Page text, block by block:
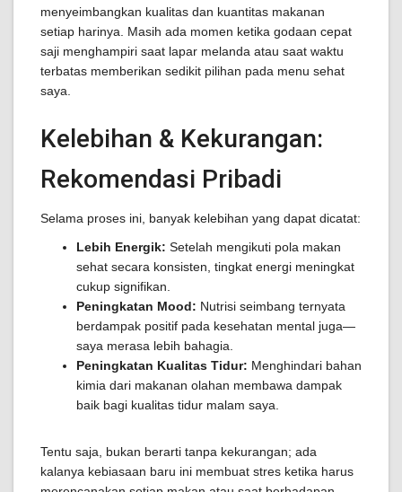
menyeimbangkan kualitas dan kuantitas makanan
setiap harinya. Masih ada momen ketika godaan cepat
saji menghampiri saat lapar melanda atau saat waktu
terbatas memberikan sedikit pilihan pada menu sehat
saya.
Kelebihan & Kekurangan:
Rekomendasi Pribadi
Selama proses ini, banyak kelebihan yang dapat dicatat:
Lebih Energik: Setelah mengikuti pola makan
sehat secara konsisten, tingkat energi meningkat
cukup signifikan.
Peningkatan Mood: Nutrisi seimbang ternyata
berdampak positif pada kesehatan mental juga—
saya merasa lebih bahagia.
Peningkatan Kualitas Tidur: Menghindari bahan
kimia dari makanan olahan membawa dampak
baik bagi kualitas tidur malam saya.
Tentu saja, bukan berarti tanpa kekurangan; ada
kalanya kebiasaan baru ini membuat stres ketika harus